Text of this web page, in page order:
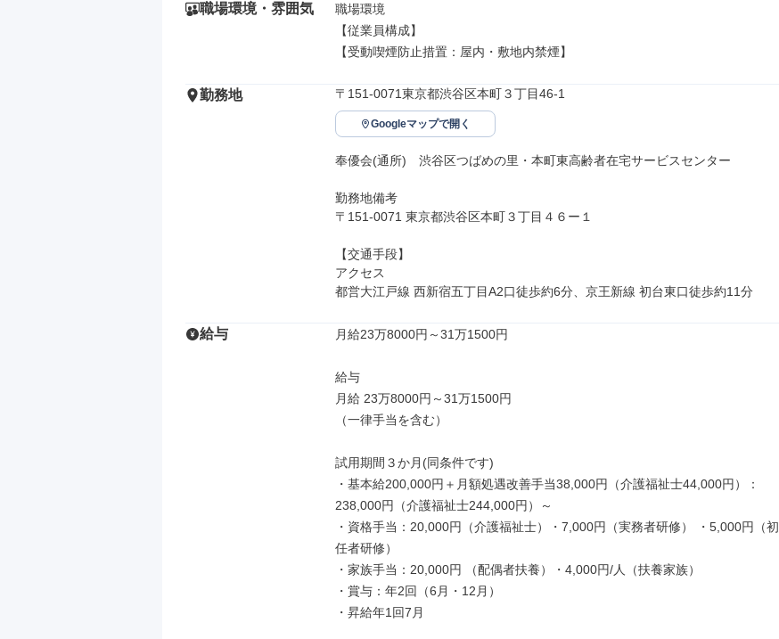
職場環境・雰囲気
職場環境
【従業員構成】
【受動喫煙防止措置：屋内・敷地内禁煙】
勤務地 〒151-0071東京都渋谷区本町３丁目46-1
Googleマップで開く
奉優会(通所)　渋谷区つばめの里・本町東高齢者在宅サービスセンター
勤務地備考
〒151-0071 東京都渋谷区本町３丁目４６ー１
【交通手段】
アクセス
都営大江戸線 西新宿五丁目A2口徒歩約6分、京王新線 初台東口徒歩約11分
給与 月給23万8000円～31万1500円
給与
月給 23万8000円～31万1500円
（一律手当を含む）
試用期間３か月(同条件です)
・基本給200,000円＋月額処遇改善手当38,000円（介護福祉士44,000円）：
238,000円（介護福祉士244,000円）～
・資格手当：20,000円（介護福祉士）・7,000円（実務者研修） ・5,000円（初
任者研修）
・家族手当：20,000円 （配偶者扶養）・4,000円/人（扶養家族）
・賞与：年2回（6月・12月）
・昇給年1回7月